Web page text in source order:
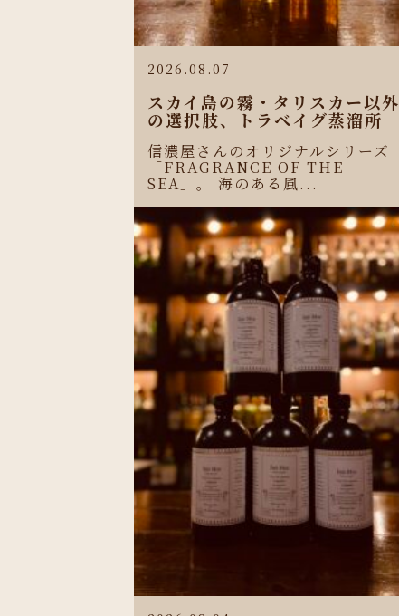
2026.08.07
スカイ島の霧・タリスカー以外
の選択肢、トラベイグ蒸溜所
信濃屋さんのオリジナルシリーズ
「FRAGRANCE OF THE
SEA」。 海のある風...